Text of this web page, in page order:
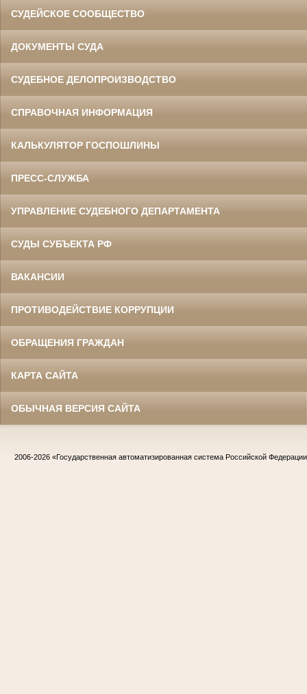
СУДЕЙСКОЕ СООБЩЕСТВО
ДОКУМЕНТЫ СУДА
СУДЕБНОЕ ДЕЛОПРОИЗВОДСТВО
СПРАВОЧНАЯ ИНФОРМАЦИЯ
КАЛЬКУЛЯТОР ГОСПОШЛИНЫ
ПРЕСС-СЛУЖБА
УПРАВЛЕНИЕ СУДЕБНОГО ДЕПАРТАМЕНТА
СУДЫ СУБЪЕКТА РФ
ВАКАНСИИ
ПРОТИВОДЕЙСТВИЕ КОРРУПЦИИ
ОБРАЩЕНИЯ ГРАЖДАН
КАРТА САЙТА
ОБЫЧНАЯ ВЕРСИЯ САЙТА
2006-2026 «Государственная автоматизированная система Российской